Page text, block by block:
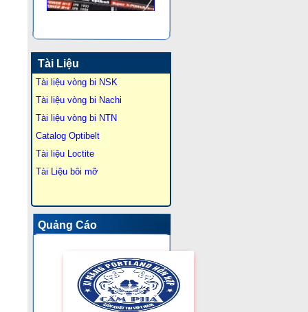
Tài Liệu
Tài liệu vòng bi NSK
Tài liệu vòng bi Nachi
Tài liệu vòng bi NTN
Catalog Optibelt
Tài liệu Loctite
Tài Liệu bôi mỡ
Quảng Cáo